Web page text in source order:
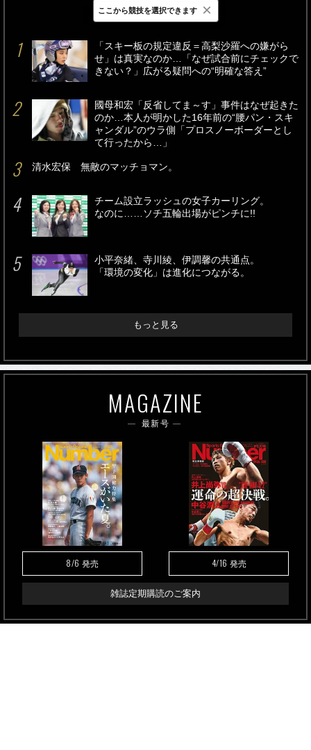
最新 24時間 週間
「スキー板の規定違反＝高梨沙羅への嫌がら
せ」は真実なのか…「なぜ試合前にチェックで
きない？」広がる疑問への“明確な答え”
國母和宏「反省してま～す」事件はなぜ起きた
のか…本人が明かした16年前の“腰パン・スキ
ャンダル”のウラ側「プロスノーボーダーとし
て行ったから…」
清水宏保 無敵のマッチョマン。
チーム設立ラッシュの女子カーリング。
なのに……ソチ五輪出場がピンチに!!
小平奈緒、寺川綾、伊調馨の共通点。
「環境の変化」は進化につながる。
もっと見る
MAGAZINE
最新号
8/6 発売 4/16 発売
雑誌定期購読のご案内
ここから競技を選択できます ×